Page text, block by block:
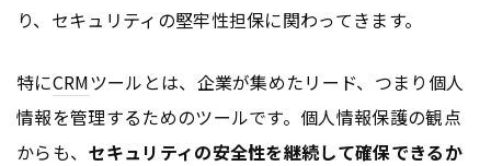
り、セキュリティの堅牢性担保に関わってきます。
特にCRMツールとは、企業が集めたリード、つまり個人
情報を管理するためのツールです。個人情報保護の観点
からも、 セキュリティの安全性を継続して確保できるか